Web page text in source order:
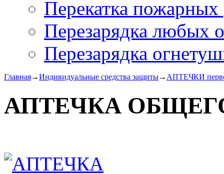
Перекатка пожарных
Перезарядка любых
Перезарядка
Главная→Индивидуальные средства защиты→ АПТЕЧКИ
АПТЕЧКА